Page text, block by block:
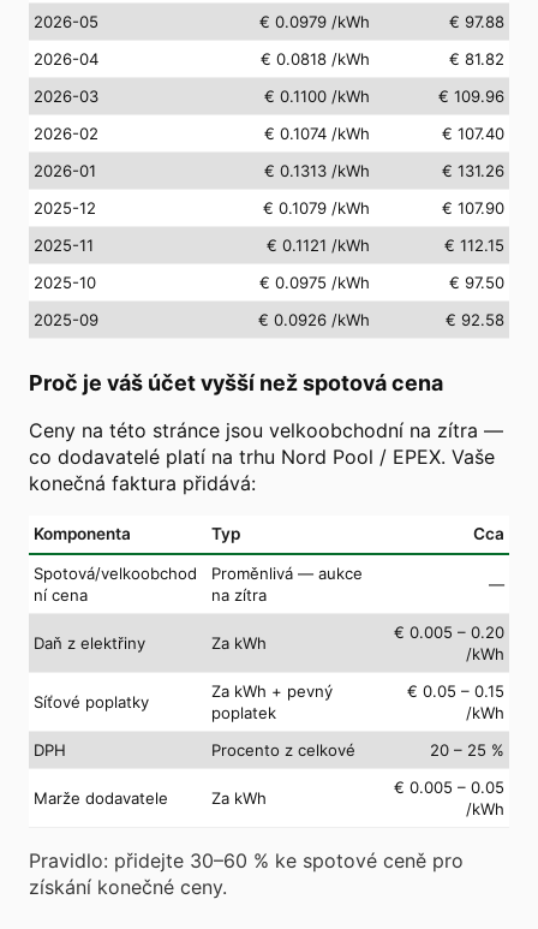
2026-05
€ 0.0979 /kWh
€ 97.88
2026-04
€ 0.0818 /kWh
€ 81.82
2026-03
€ 0.1100 /kWh
€ 109.96
2026-02
€ 0.1074 /kWh
€ 107.40
2026-01
€ 0.1313 /kWh
€ 131.26
2025-12
€ 0.1079 /kWh
€ 107.90
2025-11
€ 0.1121 /kWh
€ 112.15
2025-10
€ 0.0975 /kWh
€ 97.50
2025-09
€ 0.0926 /kWh € 92.58
Proč je váš účet vyšší než spotová cena
Ceny na této stránce jsou velkoobchodní na zítra —
co dodavatelé platí na trhu Nord Pool / EPEX. Vaše
konečná faktura přidává:
Komponenta Typ Cca
Spotová/velkoobchod
ní cena
Proměnlivá — aukce
na zítra
—
Daň z elektřiny Za kWh
€ 0.005 – 0.20
/kWh
Síťové poplatky
Za kWh + pevný
poplatek
€ 0.05 – 0.15
/kWh
DPH
Procento z celkové 20 – 25 %
Marže dodavatele Za kWh
€ 0.005 – 0.05
/kWh
Pravidlo: přidejte 30–60 % ke spotové ceně pro
získání konečné ceny.